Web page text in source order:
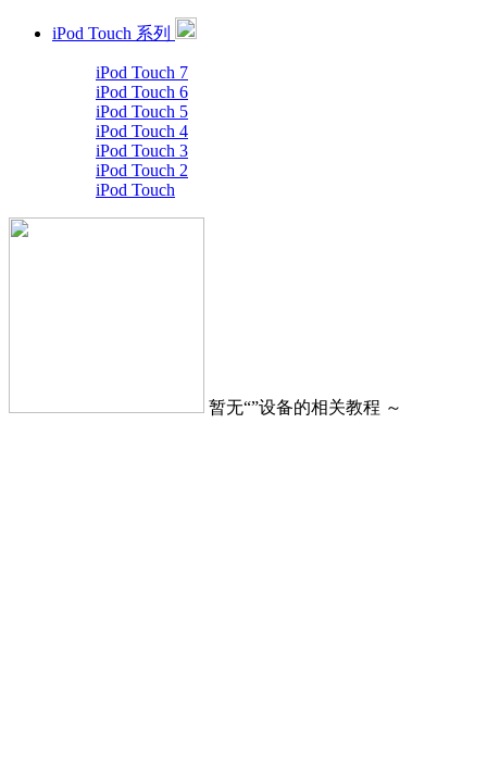
iPod Touch 系列
iPod Touch 7
iPod Touch 6
iPod Touch 5
iPod Touch 4
iPod Touch 3
iPod Touch 2
iPod Touch
暂无“”设备的相关教程 ～